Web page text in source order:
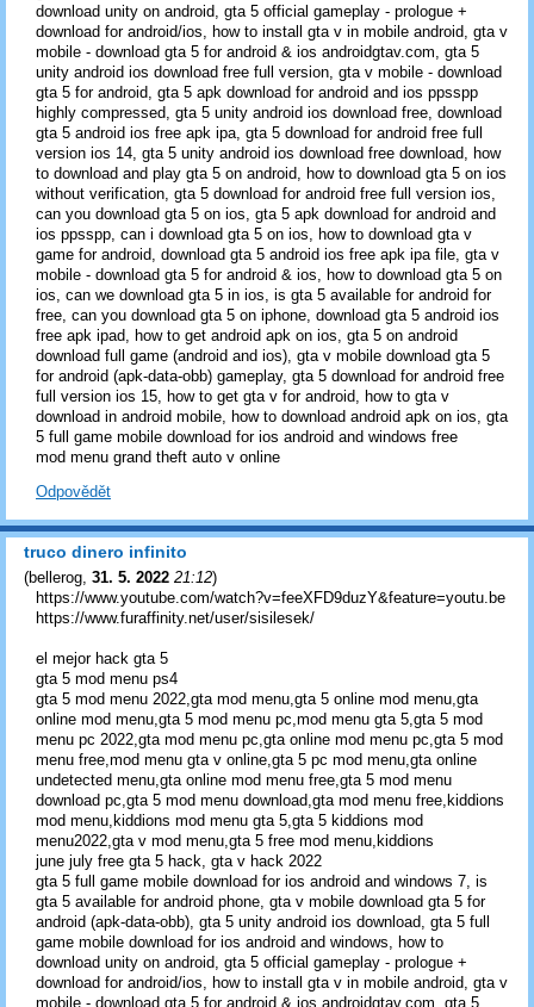
download unity on android, gta 5 official gameplay - prologue +
download for android/ios, how to install gta v in mobile android, gta v
mobile - download gta 5 for android & ios androidgtav.com, gta 5
unity android ios download free full version, gta v mobile - download
gta 5 for android, gta 5 apk download for android and ios ppsspp
highly compressed, gta 5 unity android ios download free, download
gta 5 android ios free apk ipa, gta 5 download for android free full
version ios 14, gta 5 unity android ios download free download, how
to download and play gta 5 on android, how to download gta 5 on ios
without verification, gta 5 download for android free full version ios,
can you download gta 5 on ios, gta 5 apk download for android and
ios ppsspp, can i download gta 5 on ios, how to download gta v
game for android, download gta 5 android ios free apk ipa file, gta v
mobile - download gta 5 for android & ios, how to download gta 5 on
ios, can we download gta 5 in ios, is gta 5 available for android for
free, can you download gta 5 on iphone, download gta 5 android ios
free apk ipad, how to get android apk on ios, gta 5 on android
download full game (android and ios), gta v mobile download gta 5
for android (apk-data-obb) gameplay, gta 5 download for android free
full version ios 15, how to get gta v for android, how to gta v
download in android mobile, how to download android apk on ios, gta
5 full game mobile download for ios android and windows free
mod menu grand theft auto v online
Odpovědět
truco dinero infinito
(bellerog, 31. 5. 2022 21:12)
https://www.youtube.com/watch?v=feeXFD9duzY&feature=youtu.be
https://www.furaffinity.net/user/sisilesek/
el mejor hack gta 5
gta 5 mod menu ps4
gta 5 mod menu 2022,gta mod menu,gta 5 online mod menu,gta
online mod menu,gta 5 mod menu pc,mod menu gta 5,gta 5 mod
menu pc 2022,gta mod menu pc,gta online mod menu pc,gta 5 mod
menu free,mod menu gta v online,gta 5 pc mod menu,gta online
undetected menu,gta online mod menu free,gta 5 mod menu
download pc,gta 5 mod menu download,gta mod menu free,kiddions
mod menu,kiddions mod menu gta 5,gta 5 kiddions mod
menu2022,gta v mod menu,gta 5 free mod menu,kiddions
june july free gta 5 hack, gta v hack 2022
gta 5 full game mobile download for ios android and windows 7, is
gta 5 available for android phone, gta v mobile download gta 5 for
android (apk-data-obb), gta 5 unity android ios download, gta 5 full
game mobile download for ios android and windows, how to
download unity on android, gta 5 official gameplay - prologue +
download for android/ios, how to install gta v in mobile android, gta v
mobile - download gta 5 for android & ios androidgtav.com, gta 5